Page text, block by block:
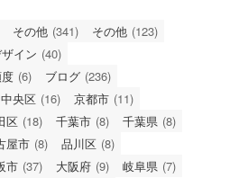
その他 (341) その他 (123)
イン (40)
(6) ブログ (236)
中央区 (16) 京都市 (11)
区 (18) 千葉市 (8) 千葉県 (8)
屋市 (8) 品川区 (8)
市 (37) 大阪府 (9) 岐阜県 (7)